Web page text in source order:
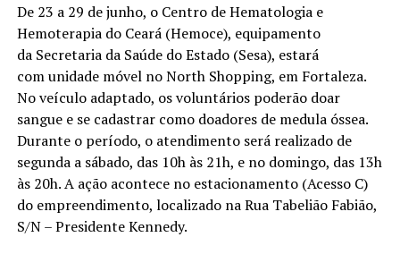
De 23 a 29 de junho, o Centro de Hematologia e
Hemoterapia do Ceará (Hemoce), equipamento
da Secretaria da Saúde do Estado (Sesa), estará
com unidade móvel no North Shopping, em Fortaleza.
No veículo adaptado, os voluntários poderão doar
sangue e se cadastrar como doadores de medula óssea.
Durante o período, o atendimento será realizado de
segunda a sábado, das 10h às 21h, e no domingo, das 13h
às 20h. A ação acontece no estacionamento (Acesso C)
do empreendimento, localizado na Rua Tabelião Fabião,
S/N – Presidente Kennedy.